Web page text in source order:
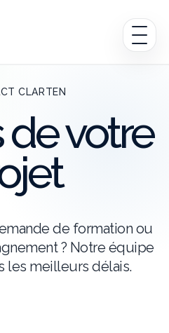
CLARTEN
de votre
de formation ou
? Notre équipe
les meilleurs délais.